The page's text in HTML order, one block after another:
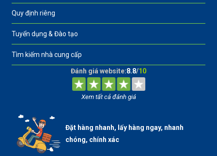
Quy định riêng
Tuyển dụng & Đào tạo
Tìm kiếm nhà cung cấp
Đánh giá website:8.8/10
Xem tất cả đánh giá
Đặt hàng nhanh, lấy hàng ngay, nhanh
chóng, chính xác